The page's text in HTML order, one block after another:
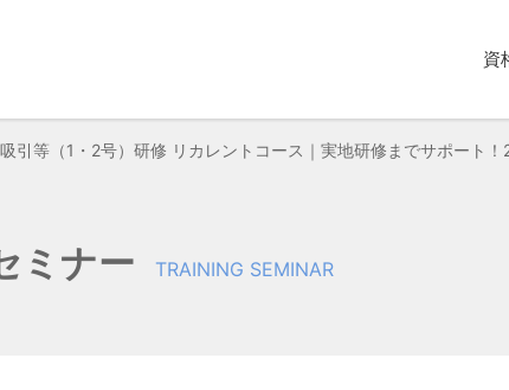
資
引等（1・2号）研修 リカレントコース｜実地研修までサポート
ミナー TRAINING SEMINAR